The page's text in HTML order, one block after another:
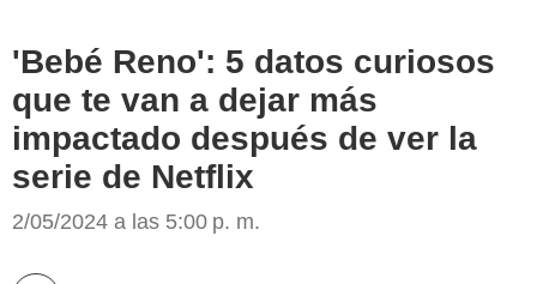
'Bebé Reno': 5 datos curiosos
que te van a dejar más
impactado después de ver la
serie de Netflix
2/05/2024 a las 5:00 p. m.